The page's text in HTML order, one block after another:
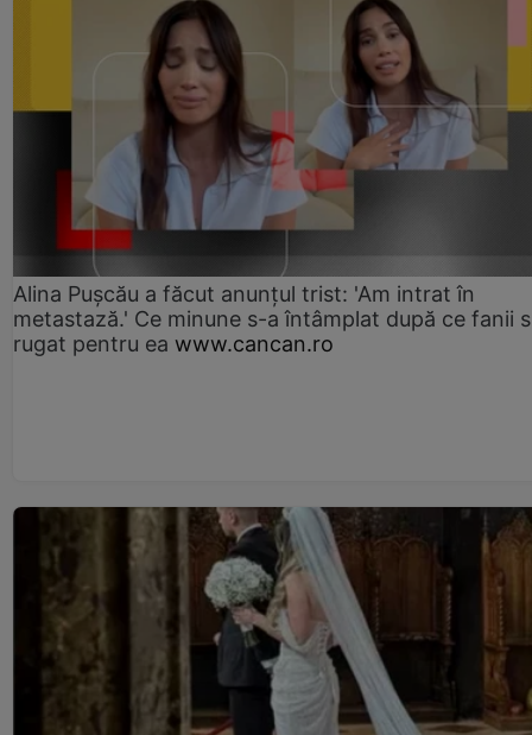
Alina Pușcău a făcut anunțul trist: 'Am intrat în
metastază.' Ce minune s-a întâmplat după ce fanii
rugat pentru ea www.cancan.ro